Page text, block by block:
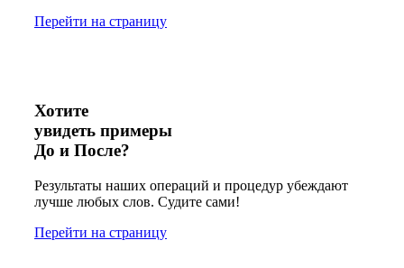
Перейти на страницу
Хотите
увидеть примеры
До и После?
Результаты наших операций и процедур убеждают
лучше любых слов. Судите сами!
Перейти на страницу